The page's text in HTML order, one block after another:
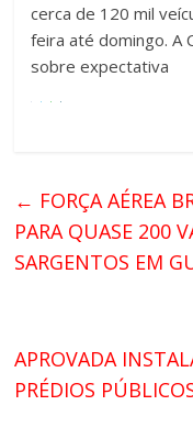
cerca de 120 mil
feira até domingo. A
sobre expectativa
← FORÇA AÉREA
PARA QUASE 200
SARGENTOS EM
APROVADA
PRÉDIOS